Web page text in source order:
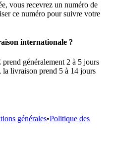
vous recevrez un numéro de
ce numéro pour suivre votre
internationale ?
généralement 2 à 5 jours
la livraison prend 5 à 14 jours
générales•Politique des